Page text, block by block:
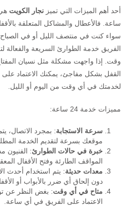
أحد أهم الميزات التي تميز نجار الكويت
ساعة. فالأعطال والمشاكل المتعلقة
سواء كنت في منتصف الليل أو في الصباح
الفريق خدمة الطوارئ السريعة والفعالة
وقت. إذا واجهت مشكلة مثل نسيان
القفل بشكل مفاجئ، يمكنك الاعتماد على
لخدمتك في أي وقت من اليوم أو الليل.
مميزات خدمة 24 ساعة:
سرعة الاستجابة: بمجرد الاتصال،
موقعك بسرعة لتقديم الخدمة
خبرة في حالات الطوارئ: الفنيون
المواقف الطارئة وفتح الأقفال
معدات حديثة: يتم استخدام أحدث
دون إلحاق أي ضرر بالأبواب أو
متاح في أي وقت: بغض النظر عن
الاعتماد على الفريق في أي ساعة.